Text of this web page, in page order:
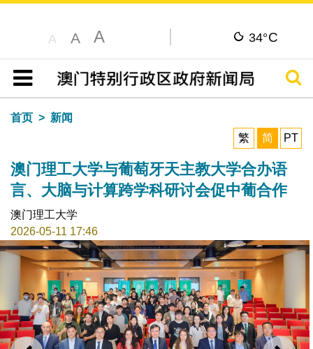
A A A 34°C
目录
搜寻
首页
新闻
繁
简 PT
澳门理工大学与葡萄牙天主教大学合办语
言、大脑与计算跨学科研讨会促中葡合作
澳门理工大学
2026-05-11 17:46